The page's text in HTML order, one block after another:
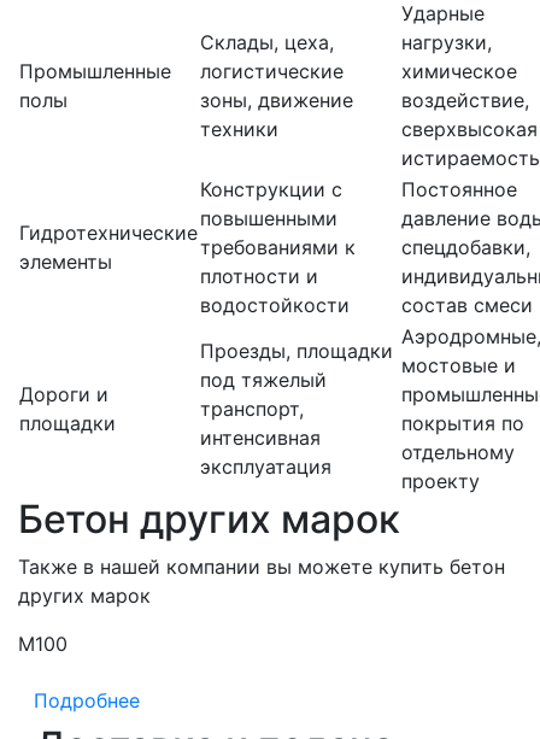
Промышленные
полы
Склады, цеха,
логистические
зоны, движение
техники
Ударные
нагрузки,
химическое
воздействие,
сверхвысокая
истираемость
Гидротехнические
элементы
Конструкции с
повышенными
требованиями к
плотности и
водостойкости
Постоянное
давление
спецдобавки,
состав смеси
Дороги и
площадки
Проезды, площадки
под тяжелый
транспорт,
интенсивная
эксплуатация
Аэродромные,
мостовые и
покрытия по
отдельному
проекту
Бетон других марок
Также в нашей компании вы можете купить бетон
других марок
М100
Подробнее